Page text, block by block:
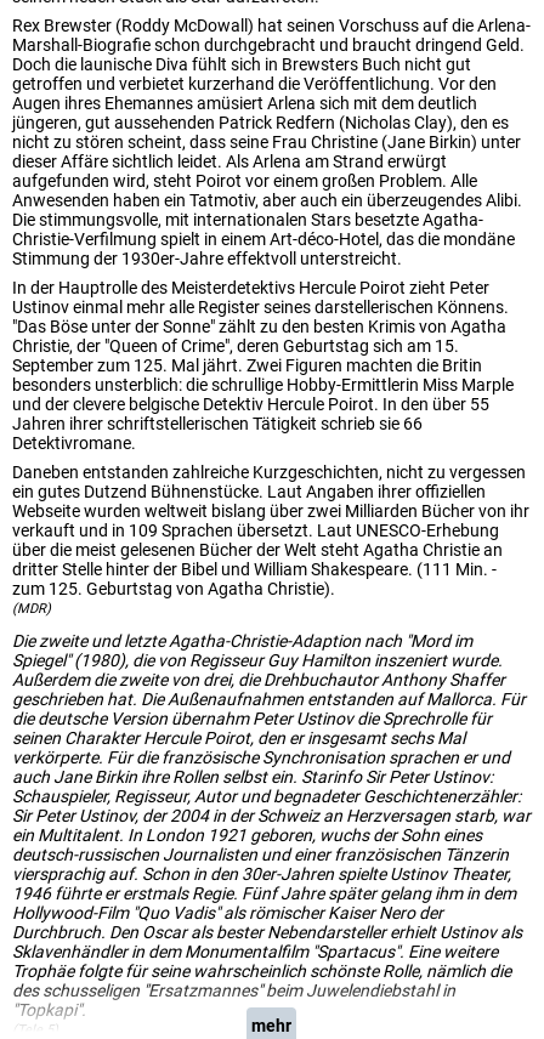
Rex Brewster (Roddy McDowall) hat seinen Vorschuss auf die Arlena-
Marshall-Biografie schon durchgebracht und braucht dringend Geld.
Doch die launische Diva fühlt sich in Brewsters Buch nicht gut
getroffen und verbietet kurzerhand die Veröffentlichung. Vor den
Augen ihres Ehemannes amüsiert Arlena sich mit dem deutlich
jüngeren, gut aussehenden Patrick Redfern (Nicholas Clay), den es
nicht zu stören scheint, dass seine Frau Christine (Jane Birkin) unter
dieser Affäre sichtlich leidet. Als Arlena am Strand erwürgt
aufgefunden wird, steht Poirot vor einem großen Problem. Alle
Anwesenden haben ein Tatmotiv, aber auch ein überzeugendes Alibi.
Die stimmungsvolle, mit internationalen Stars besetzte Agatha-
Christie-Verfilmung spielt in einem Art-déco-Hotel, das die mondäne
Stimmung der 1930er-Jahre effektvoll unterstreicht.
In der Hauptrolle des Meisterdetektivs Hercule Poirot zieht Peter
Ustinov einmal mehr alle Register seines darstellerischen Könnens.
"Das Böse unter der Sonne" zählt zu den besten Krimis von Agatha
Christie, der "Queen of Crime", deren Geburtstag sich am 15.
September zum 125. Mal jährt. Zwei Figuren machten die Britin
besonders unsterblich: die schrullige Hobby-Ermittlerin Miss Marple
und der clevere belgische Detektiv Hercule Poirot. In den über 55
Jahren ihrer schriftstellerischen Tätigkeit schrieb sie 66
Detektivromane.
Daneben entstanden zahlreiche Kurzgeschichten, nicht zu vergessen
ein gutes Dutzend Bühnenstücke. Laut Angaben ihrer offiziellen
Webseite wurden weltweit bislang über zwei Milliarden Bücher von ihr
verkauft und in 109 Sprachen übersetzt. Laut UNESCO-Erhebung
über die meist gelesenen Bücher der Welt steht Agatha Christie an
dritter Stelle hinter der Bibel und William Shakespeare. (111 Min. -
zum 125. Geburtstag von Agatha Christie).
(MDR)
Die zweite und letzte Agatha-Christie-Adaption nach "Mord im
Spiegel" (1980), die von Regisseur Guy Hamilton inszeniert wurde.
Außerdem die zweite von drei, die Drehbuchautor Anthony Shaffer
geschrieben hat. Die Außenaufnahmen entstanden auf Mallorca. Für
die deutsche Version übernahm Peter Ustinov die Sprechrolle für
seinen Charakter Hercule Poirot, den er insgesamt sechs Mal
verkörperte. Für die französische Synchronisation sprachen er und
auch Jane Birkin ihre Rollen selbst ein. Starinfo Sir Peter Ustinov:
Schauspieler, Regisseur, Autor und begnadeter Geschichtenerzähler:
Sir Peter Ustinov, der 2004 in der Schweiz an Herzversagen starb, war
ein Multitalent. In London 1921 geboren, wuchs der Sohn eines
deutsch-russischen Journalisten und einer französischen Tänzerin
viersprachig auf. Schon in den 30er-Jahren spielte Ustinov Theater,
1946 führte er erstmals Regie. Fünf Jahre später gelang ihm in dem
Hollywood-Film "Quo Vadis" als römischer Kaiser Nero der
Durchbruch. Den Oscar als bester Nebendarsteller erhielt Ustinov als
Sklavenhändler in dem Monumentalfilm "Spartacus". Eine weitere
Trophäe folgte für seine wahrscheinlich schönste Rolle, nämlich die
des schusseligen "Ersatzmannes" beim Juwelendiebstahl in
"Topkapi".
(Tele 5) mehr